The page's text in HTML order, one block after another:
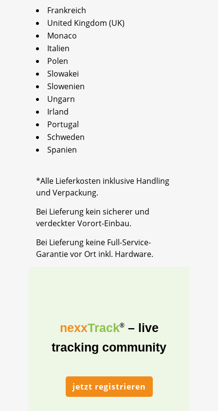
Frankreich
United Kingdom (UK)
Monaco
Italien
Polen
Slowakei
Slowenien
Ungarn
Irland
Portugal
Schweden
Spanien
*Alle Lieferkosten inklusive Handling
und Verpackung.
Bei Lieferung kein sicherer und
verdeckter Vorort-Einbau.
Bei Lieferung keine Full-Service-
Garantie vor Ort inkl. Hardware.
nexxTrack®– live
tracking community
jetzt registrieren